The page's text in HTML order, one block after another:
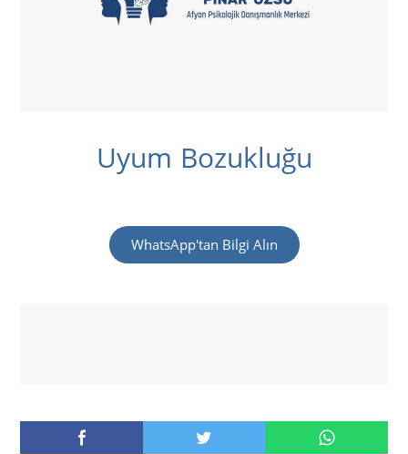
Uyum Bozukluğu
WhatsApp'tan Bilgi Alın